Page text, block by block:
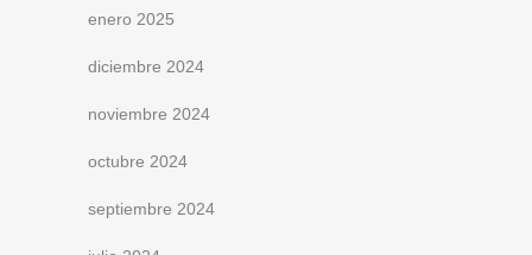
enero 2025
diciembre 2024
noviembre 2024
octubre 2024
septiembre 2024